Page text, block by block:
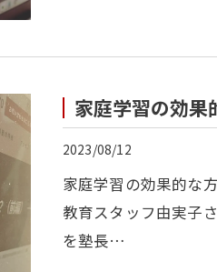
家庭学習の効果
2023/08/12
家庭学習の効果的な
教育スタッフ由実子
を塾長…